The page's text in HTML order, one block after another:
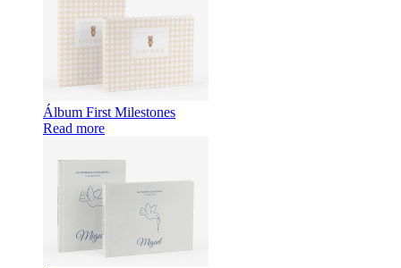
Álbum First Milestones
Read more